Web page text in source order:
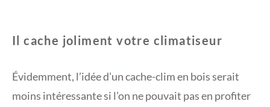
Il cache joliment votre climatiseur
Évidemment, l’idée d’un cache-clim en bois serait
moins intéressante si l’on ne pouvait pas en profiter